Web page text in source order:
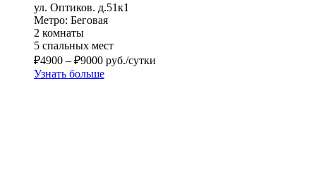
ул. Оптиков. д.51к1
Метро: Беговая
2 комнаты
5 спальных мест
₽4900 – ₽9000 руб./сутки
Узнать больше